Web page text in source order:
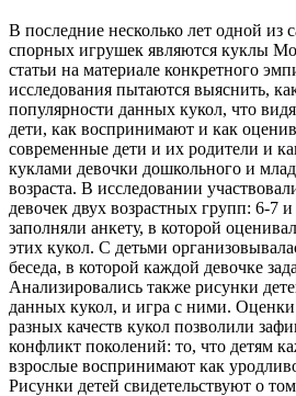
В последние несколько лет одной из
спорных игрушек являются куклы
статьи на материале конкретного
исследования пытаются выяснить,
популярности данных кукол, что
дети, как воспринимают и как
современные дети и их родители и
куклами девочки дошкольного и
возраста. В исследовании
девочек двух возрастных групп: 6-7
заполняли анкету, в которой
этих кукол. С детьми
беседа, в которой каждой девочке
Анализировались также рисунки
данных кукол, и игра с ними. Оценки
разных качеств кукол позволили
конфликт поколений: то, что детям
взрослые воспринимают как
Рисунки детей свидетельствуют о